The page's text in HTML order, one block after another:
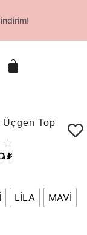
Top
☆
₺
LİLA
MAVİ